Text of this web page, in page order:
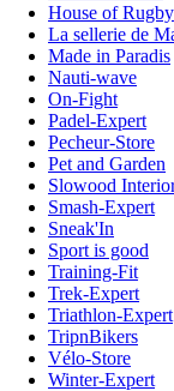
House of Rugby
La sellerie de
Made in Paradis
Nauti-wave
On-Fight
Padel-Expert
Pecheur-Store
Pet and Garden
Slowood
Smash-Expert
Sneak'In
Sport is good
Training-Fit
Trek-Expert
Triathlon-Expert
TripnBikers
Vélo-Store
Winter-Expert